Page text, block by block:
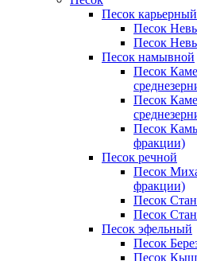
Песок карьерный
Песок
Песок
Песок намывной
Песок
Песок
Песок
фракции)
Песок речной
Песок
фракции)
Песок
Песок
Песок эфельный
Песок
Песок